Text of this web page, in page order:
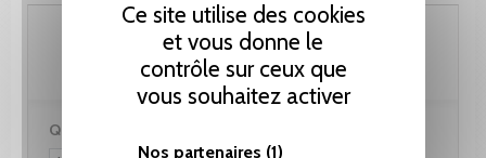
Ce site utilise des cookies
et vous donne le
contrôle sur ceux que
vous souhaitez activer
Nos partenaires (1)
71.80 CHF
Quantité :